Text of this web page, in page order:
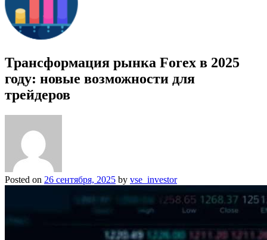
Трансформация рынка Forex в 2025
году: новые возможности для
трейдеров
Posted on 26 сентября, 2025 by vse_investor